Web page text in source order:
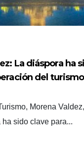
La diáspora ha
del turismo
Morena
sido clave para...